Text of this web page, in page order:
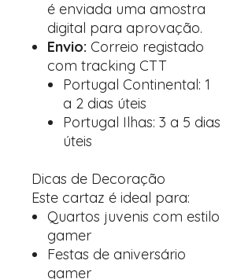
é enviada uma amostra
digital para aprovação.
Envio: Correio registado
com tracking CTT
Portugal Continental: 1
a 2 dias úteis
Portugal Ilhas: 3 a 5 dias
úteis
Dicas de Decoração
Este cartaz é ideal para:
Quartos juvenis com estilo
gamer
Festas de aniversário
gamer